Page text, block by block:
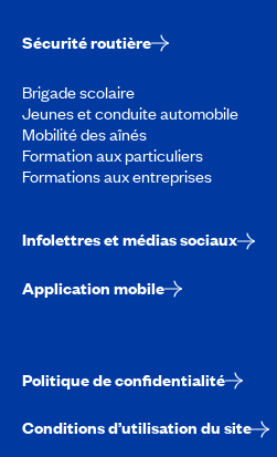
Sécurité routière
Brigade scolaire
Jeunes et conduite automobile
Mobilité des aînés
Formation aux particuliers
Formations aux entreprises
Infolettres et médias sociaux
Application mobile
Politique de confidentialité
Conditions d’utilisation du site